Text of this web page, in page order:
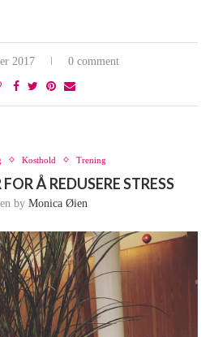
2017 0 comment
Kosthold Trening
Å REDUSERE STRESS
by Monica Øien